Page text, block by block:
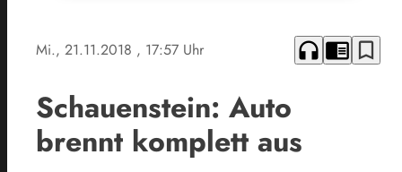
Mi., 21.11.2018 , 17:57 Uhr headphones chrome_reader_mode bookmark_border
Schauenstein: Auto
brennt komplett aus